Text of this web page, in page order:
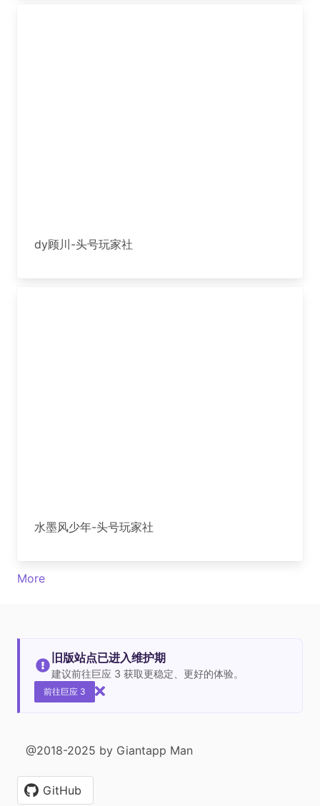
dy顾川-头号玩家社
水墨风少年-头号玩家社
More
旧版站点已进入维护期
建议前往巨应 3 获取更稳定、更好的体验。
前往巨应 3
@2018-2025 by Giantapp Man
GitHub